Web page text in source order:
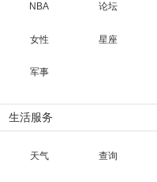
NBA 论坛
女性 星座
军事
生活服务
天气 查询